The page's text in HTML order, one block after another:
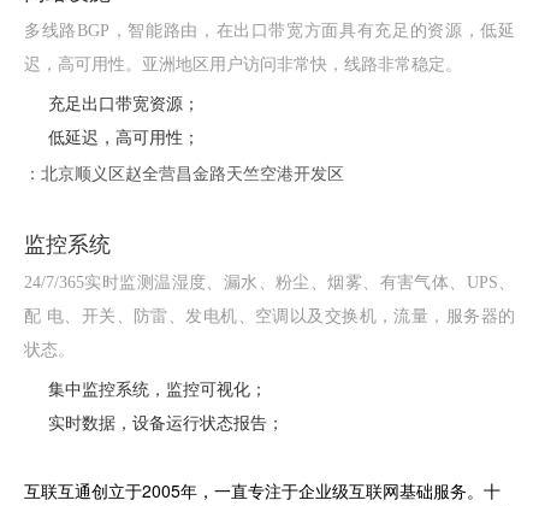
多线路BGP，智能路由，在出口带宽方面具有充足的资源，低延
迟，高可用性。亚洲地区用户访问非常快，线路非常稳定。
充足出口带宽资源；
低延迟，高可用性；
：北京顺义区赵全营昌金路天竺空港开发区
监控系统
24/7/365实时监测温湿度、漏水、粉尘、烟雾、有害气体、UPS、
配 电、开关、防雷、发电机、空调以及交换机，流量，服务器的
状态。
集中监控系统，监控可视化；
实时数据，设备运行状态报告；
互联互通创立于2005年，一直专注于企业级互联网基础服务。十